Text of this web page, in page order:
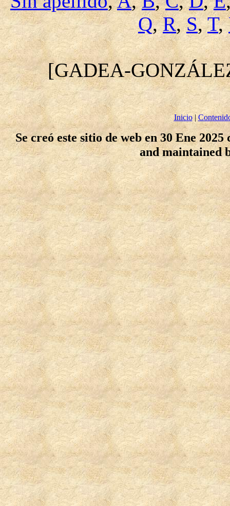
Q,R,S,T,
[GADEA-
Inicio|
Se creó este sitio de web en 30 Ene 2025
and maintained